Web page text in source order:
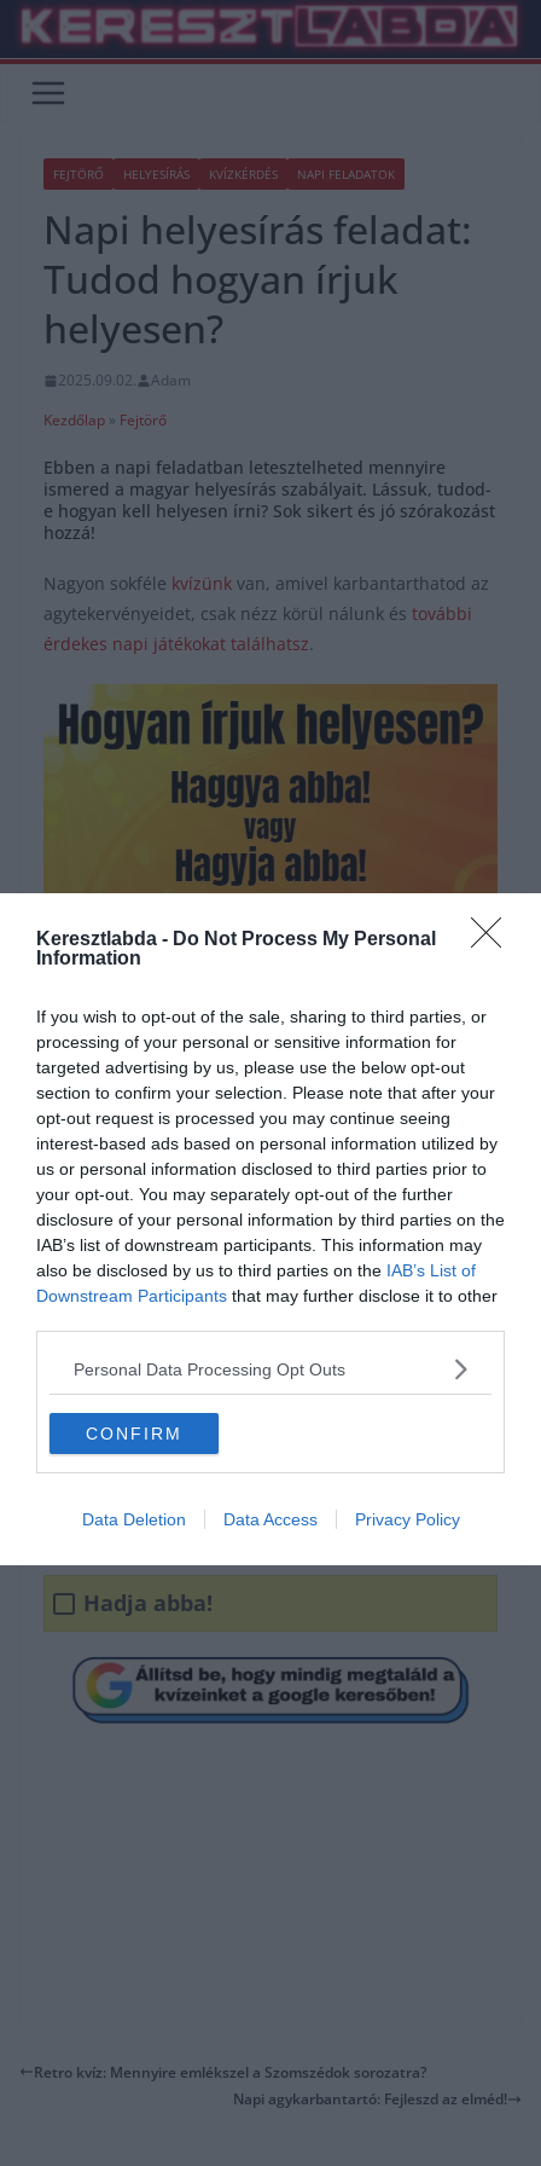
Keresztlabda - Do Not Process My Personal
Information
If you wish to opt-out of the sale, sharing to third parties, or
processing of your personal or sensitive information for
targeted advertising by us, please use the below opt-out
section to confirm your selection. Please note that after your
opt-out request is processed you may continue seeing
interest-based ads based on personal information utilized by
us or personal information disclosed to third parties prior to
your opt-out. You may separately opt-out of the further
disclosure of your personal information by third parties on the
IAB’s list of downstream participants. This information may
also be disclosed by us to third parties on the IAB’s List of
Downstream Participants that may further disclose it to other
Personal Data Processing Opt Outs
CONFIRM
Data Deletion Data Access Privacy Policy
Skip
content
FEJTÖRŐ HELYESÍRÁS KVÍZKÉRDÉS NAPI FELADATOK
Napi helyesírás feladat:
Tudod hogyan írjuk
helyesen?
2025.09.02.
Adam
Kezdőlap » Fejtörő
Ebben a napi feladatban letesztelheted mennyire
ismered a magyar helyesírás szabályait. Lássuk, tudod-
e hogyan kell helyesen írni? Sok sikert és jó szórakozást
hozzá!
Nagyon sokféle kvízünk van, amivel karbantarthatod az
agytekervényeidet, csak nézz körül nálunk és további
érdekes napi játékokat találhatsz.
Tudod hogyan írjuk
helyesen?
Hagyja abba!
Haggya abba!
Hadja abba!
Retro kvíz: Mennyire emlékszel a Szomszédok sorozatra?
Napi agykarbantartó: Fejleszd az elméd!